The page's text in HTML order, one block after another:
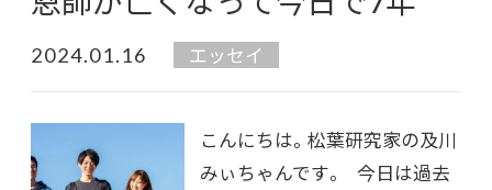
2024.01.16 エッセイ
こんにちは。松葉研究家の及川
みぃちゃんです。 今日は過去